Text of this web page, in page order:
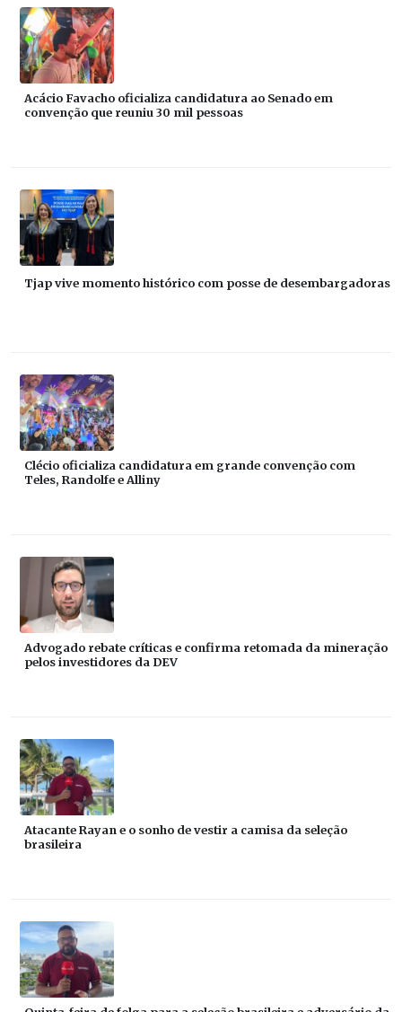
Acácio Favacho oficializa candidatura ao Senado em
convenção que reuniu 30 mil pessoas
Tjap vive momento histórico com posse de desembargadoras
Clécio oficializa candidatura em grande convenção com
Teles, Randolfe e Alliny
Advogado rebate críticas e confirma retomada da mineração
pelos investidores da DEV
Atacante Rayan e o sonho de vestir a camisa da seleção
brasileira